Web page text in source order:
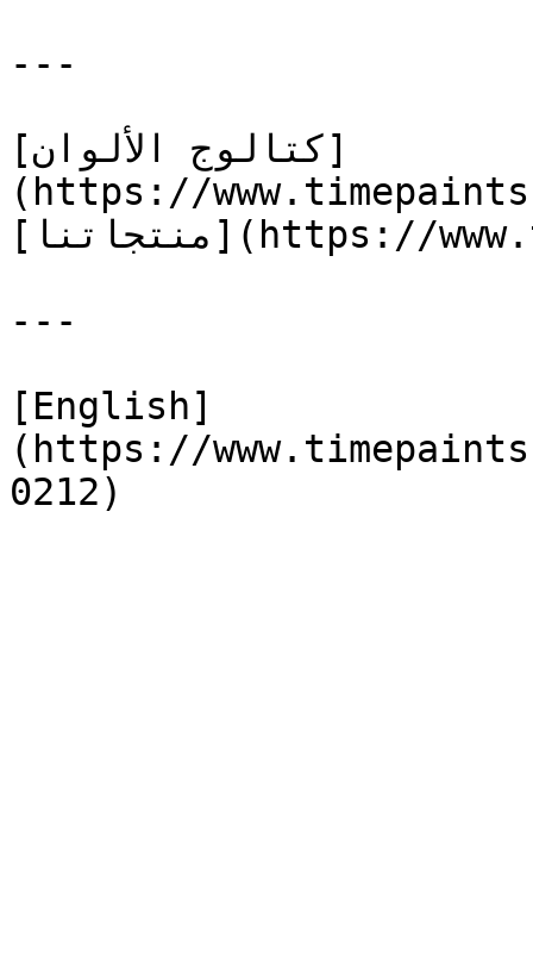
---
[كتالوج الألوان]
(https://
[منتجاتنا](https://www.timepaints.com/ar/products)
---
[English]
(https://
0212)